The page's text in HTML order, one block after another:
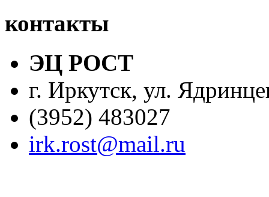
контакты
ЭЦ РОСТ
г. Иркутск, ул.
(3952) 483027
irk.rost@mail.ru